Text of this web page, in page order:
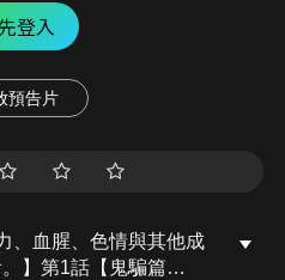
登入
預告片
、血腥、色情與其他成
】第1話【鬼騙篇